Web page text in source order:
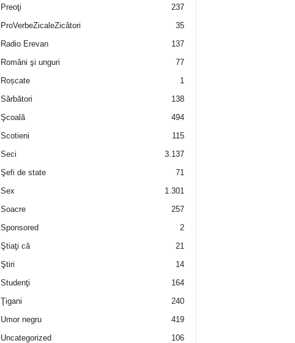
Preoţi
237
ProVerbeZicaleZicători
35
Radio Erevan
137
Români şi unguri
77
Roșcate
1
Sărbători
138
Şcoală
494
Scotieni
115
Seci
3.137
Şefi de state
71
Sex
1.301
Soacre
257
Sponsored
2
Ştiaţi că
21
Ştiri
14
Studenţi
164
Ţigani
240
Umor negru
419
Uncategorized
106